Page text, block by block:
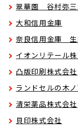
翠華園 谷村弥三
大和信用金庫
奈良信用金庫 生
イオンリテール
凸版印刷株式会社
ランドセルの木
清栄薬品株式会社
貝印株式会社